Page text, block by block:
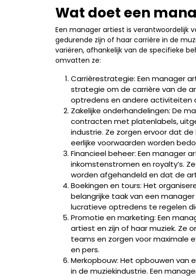
Wat doet een
Een manager artiest is verantwoordelijk
gedurende zijn of haar carrière in de
variëren, afhankelijk van de specifieke
omvatten ze:
Carrièrestrategie: Een manager
strategie om de carrière van de
optredens en andere activiteiten
Zakelijke onderhandelingen: De
contracten met platenlabels,
industrie. Ze zorgen ervoor dat
eerlijke voorwaarden worden
Financieel beheer: Een manager
inkomstenstromen en royalty’s.
worden afgehandeld en dat de
Boekingen en tours: Het
belangrijke taak van een
lucratieve optredens te regelen
Promotie en marketing: Een
artiest en zijn of haar muziek. Ze
teams en zorgen voor maximale
en pers.
Merkopbouw: Het opbouwen van
in de muziekindustrie. Een